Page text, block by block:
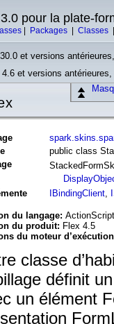
3.0 pour la plate-
Packages Classes
et versions
4.6 et versions
public class
IBindingClient,
du langage:
du produit: Flex 4.5
du moteur
classe
définit
un élément